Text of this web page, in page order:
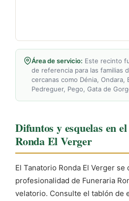
Área de servicio: Este recinto
de referencia para las familias
cercanas como Dénia, Ondara,
Pedreguer, Pego, Gata de
Difuntos y esquelas en
Ronda El Verger
El Tanatorio Ronda El Verger
profesionalidad de Funeraria
velatorio. Consulte el tablón de